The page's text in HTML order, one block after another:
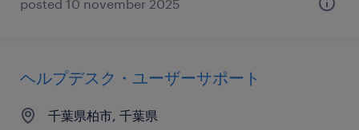
posted 10 november 2025
ヘルプデスク・ユーザーサポート
千葉県柏市, 千葉県